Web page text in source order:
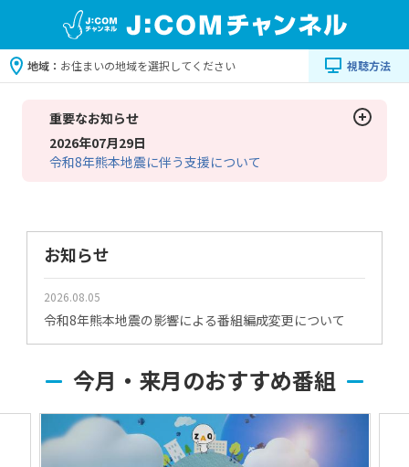
地域： お住まいの地域を選択してください 視聴方法
重要なお知らせ
2026年07月29日
令和8年熊本地震に伴う支援について
お知らせ
2026.08.05
令和8年熊本地震の影響による番組編成変更について
今月・来月のおすすめ番組